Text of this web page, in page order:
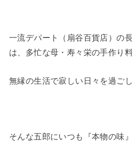
一流デパート（扇谷百貨店）の
は、多忙な母・寿々栄の手作り
無縁の生活で寂しい日々を過ごし
そんな五郎にいつも『本物の味